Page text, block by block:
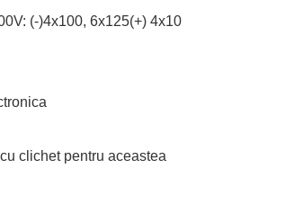
(-)4x100, 6x125(+) 4x10
clichet pentru aceastea